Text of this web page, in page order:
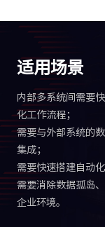
适用场景
内部多系统间需要
化工作流程；
需要与外部系统的
集成；
需要快速搭建自动
需要消除数据孤岛
企业环境。